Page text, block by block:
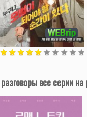
все серии